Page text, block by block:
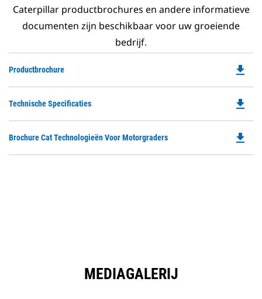
Caterpillar productbrochures en andere informatieve
documenten zijn beschikbaar voor uw groeiende
bedrijf.
Productbrochure
a
file_download
Technische Specificaties
a
file_download
Brochure Cat Technologieën Voor Motorgraders file_download
MEDIAGALERIJ